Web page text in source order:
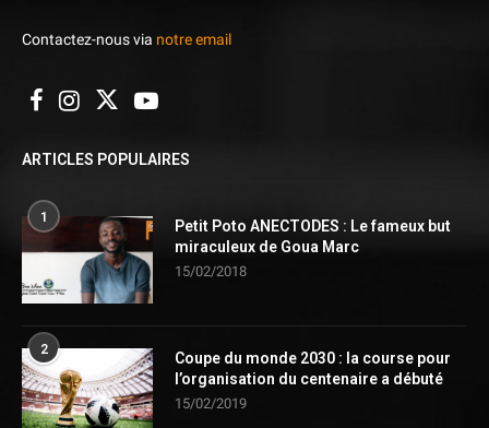
Contactez-nous via notre email
ARTICLES POPULAIRES
1
Petit Poto ANECTODES : Le fameux but
miraculeux de Goua Marc
15/02/2018
2
Coupe du monde 2030 : la course pour
l’organisation du centenaire a débuté
15/02/2019